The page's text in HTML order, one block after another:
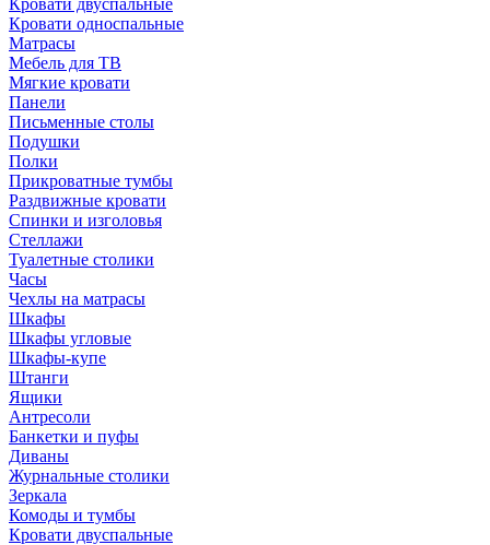
Кровати односпальные
Матрасы
Мебель для ТВ
Мягкие кровати
Панели
Письменные столы
Подушки
Полки
Прикроватные тумбы
Раздвижные кровати
Спинки и изголовья
Стеллажи
Туалетные столики
Часы
Чехлы на матрасы
Шкафы
Шкафы угловые
Шкафы-купе
Штанги
Ящики
Антресоли
Банкетки и пуфы
Диваны
Журнальные столики
Зеркала
Комоды и тумбы
Кровати двуспальные